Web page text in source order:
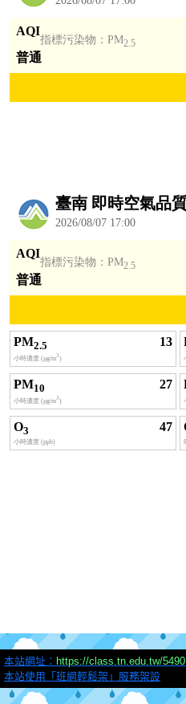
本站網址： https://class.tn.edu.tw/5490
本站使用「班網輕鬆架」服務架設